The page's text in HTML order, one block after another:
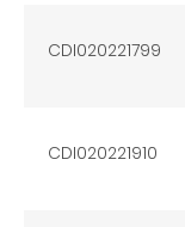
CDI020221799
CDI020221910